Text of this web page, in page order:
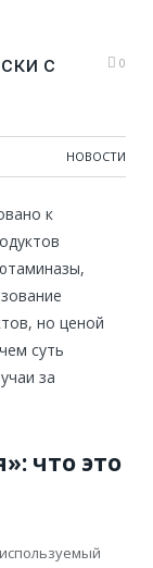
с
0
НОВОСТИ
к
но ценой
суть
за
что это